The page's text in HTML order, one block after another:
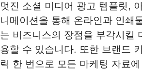
멋진 소셜 미디어 광고 템플릿,
니메이션을 통해 온라인과 인쇄
는 비즈니스의 장점을 부각시킬
용할 수 있습니다. 또한 브랜드
릭 한 번으로 모든 마케팅 자료